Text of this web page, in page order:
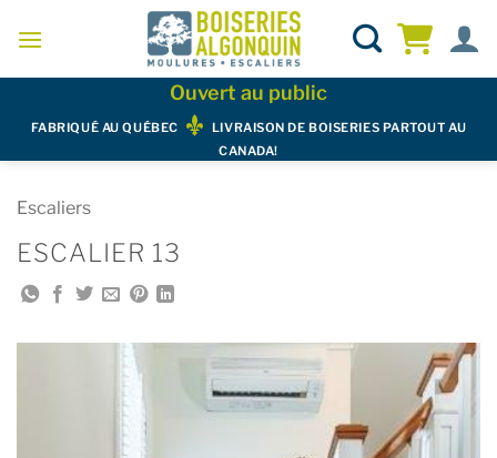
Ouvert au public
FABRIQUÉ AU QUÉBEC
LIVRAISON DE BOISERIES PARTOUT AU
CANADA!
Escaliers
ESCALIER 13